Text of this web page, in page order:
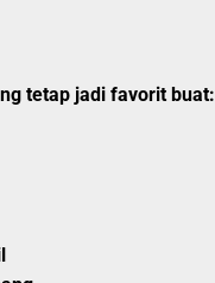
tetap jadi favorit buat: